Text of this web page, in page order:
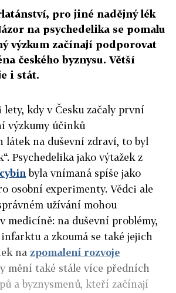
pro jiné nadějný lék
na psychedelika se pomalu
výzkum začínají podporovat
českého byznysu. Větší
i stát.
lety, kdy v Česku začaly první
výzkumy účinků
látek na duševní zdraví, to byl
Psychedelika jako výtažek z
byla vnímaná spíše jako
osobní experimenty. Vědci ale
užívání mohou
medicíně: na duševní problémy,
a zkoumá se také jejich
na zpomalení rozvoje
mění také stále více předních
a byznysmenů, kteří začínají